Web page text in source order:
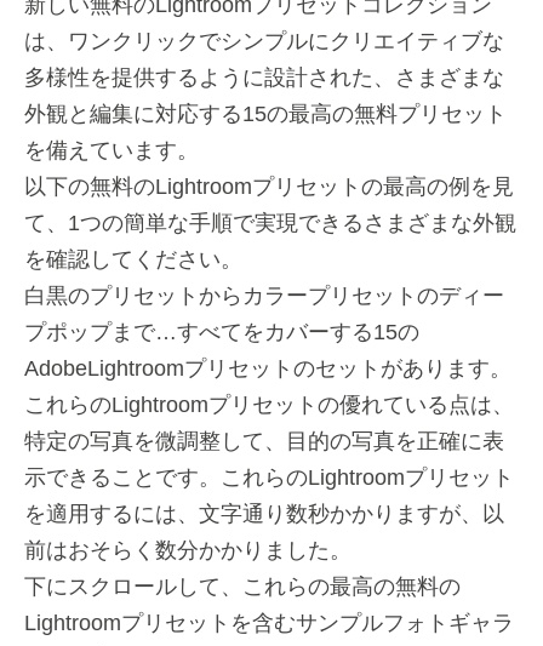
新しい無料のLightroomプリセットコレクション
は、ワンクリックでシンプルにクリエイティブな
多様性を提供するように設計された、さまざまな
外観と編集に対応する15の最高の無料プリセット
を備えています。
以下の無料のLightroomプリセットの最高の例を見
て、1つの簡単な手順で実現できるさまざまな外観
を確認してください。
白黒のプリセットからカラープリセットのディー
プポップまで…すべてをカバーする15の
AdobeLightroomプリセットのセットがあります。
これらのLightroomプリセットの優れている点は、
特定の写真を微調整して、目的の写真を正確に表
示できることです。これらのLightroomプリセット
を適用するには、文字通り数秒かかりますが、以
前はおそらく数分かかりました。
下にスクロールして、これらの最高の無料の
Lightroomプリセットを含むサンプルフォトギャラ